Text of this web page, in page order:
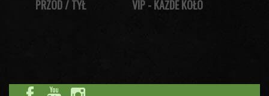
PRZÓD / TYŁ VIP - KAŻDE KOŁO